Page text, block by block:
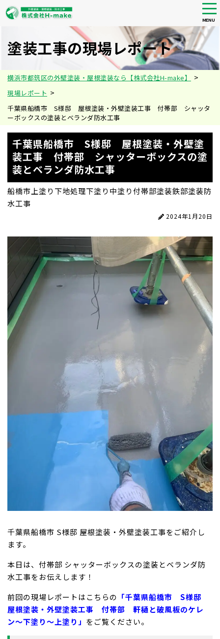
main
MENU
塗装工事の現場レポート
横浜市都筑区の外壁塗装・屋根塗装なら【株式会社H-make】 >
現場レポート >
千葉県船橋市 S様邸 屋根塗装・外壁塗装工事 付帯部 シャッタ
ーボックスの塗装とベランダ防水工事
千葉県船橋市 S様邸 屋根塗装・外壁塗
装工事 付帯部 シャッターボックスの塗
装とベランダ防水工事
船橋市 上塗り 下地処理下塗り 中塗り付帯部塗装鉄部塗装防
水工事
2024年1月20日
千葉県船橋市 S様邸 屋根塗装・外壁塗装工事をご紹介し
ます。
本日は、付帯部 シャッターボックスの塗装とベランダ防
水工事をお伝えします！
前回の現場レポートはこちらの 「千葉県船橋市 S様邸
屋根塗装・外壁塗装工事 付帯部 軒樋と破風板のケレ
ン〜下塗り〜上塗り」 をご覧ください。